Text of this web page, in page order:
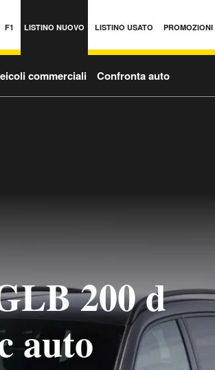
F1 LISTINO NUOVO LISTINO USATO PROMOZIONI
commerciali Confronta auto
200 d
auto